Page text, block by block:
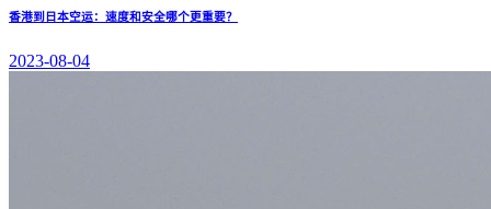
香港到日本空运：速度和安全哪个更重要？
2023-08-04